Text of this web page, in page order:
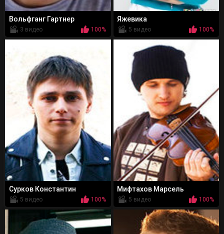
Вольфганг Гартнер
3 видео 100%
Яжевика
5 видео 100%
Сурков Константин
5 видео 100%
Мифтахов Марсель
5 видео 100%